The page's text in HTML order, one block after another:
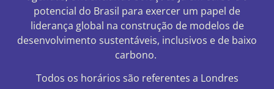
potencial do Brasil para exercer um papel de
liderança global na construção de modelos de
desenvolvimento sustentáveis, inclusivos e de baixo
carbono.
Todos os horários são referentes a Londres